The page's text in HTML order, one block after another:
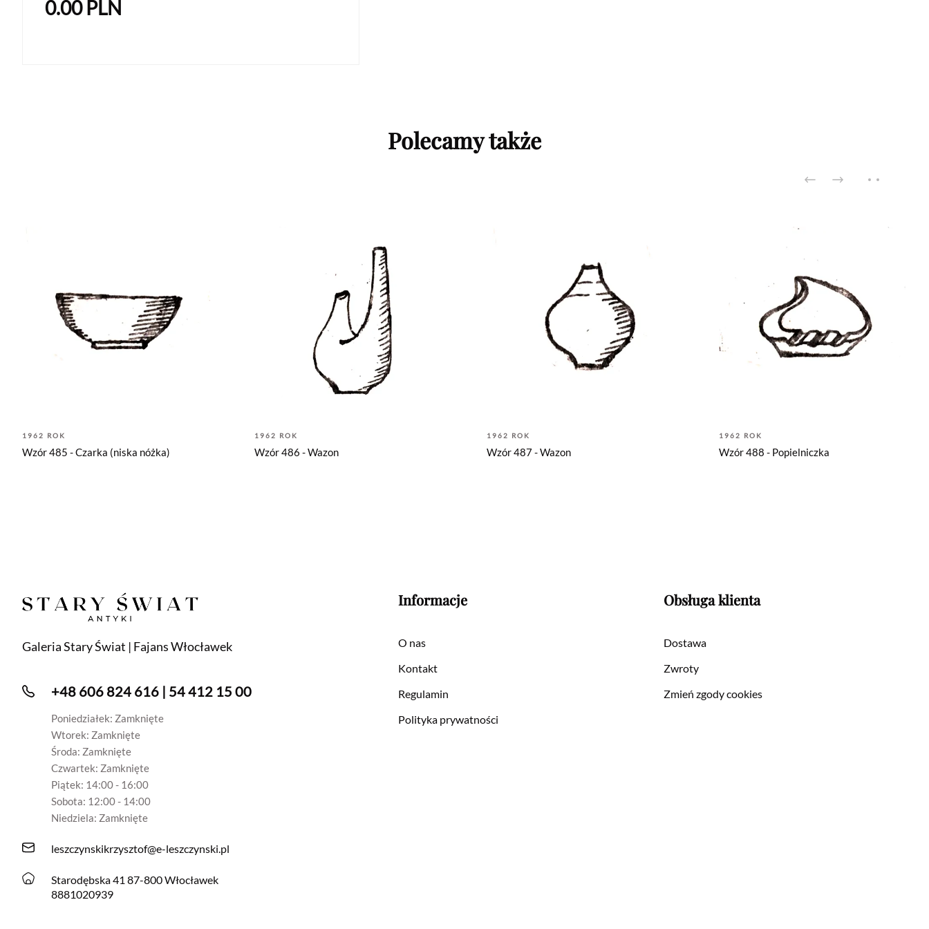
0.00PLN
Polecamy także
1962 ROK
Wzór 485 - Czarka (niska nóżka)
1962 ROK
Wzór 486 - Wazon
1962 ROK
Wzór 487 - Wazon
1962 ROK
Wzór 488 - Popielniczka
Galeria Stary Świat | Fajans Włocławek
+48 606 824 616 | 54 412 15 00
Poniedziałek: Zamknięte
Wtorek: Zamknięte
Środa: Zamknięte
Czwartek: Zamknięte
Piątek: 14:00 - 16:00
Sobota: 12:00 - 14:00
Niedziela: Zamknięte
leszczynskikrzysztof@e-leszczynski.pl
Starodębska 41 87-800 Włocławek
8881020939
Informacje
O nas
Kontakt
Regulamin
Polityka prywatności
Obsługa klienta
Dostawa
Zwroty
Zmień zgody cookies